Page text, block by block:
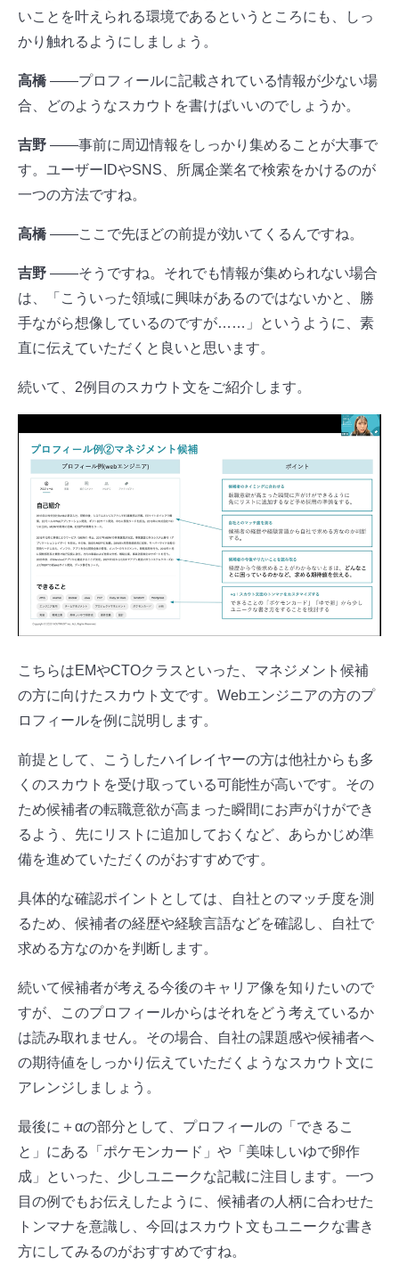
いことを叶えられる環境であるというところにも、しっ
かり触れるようにしましょう。
高橋――プロフィールに記載されている情報が少ない場
合、どのようなスカウトを書けばいいのでしょうか。
吉野 ――事前に周辺情報をしっかり集めることが大事で
す。ユーザーIDやSNS、所属企業名で検索をかけるのが
一つの方法ですね。
高橋――ここで先ほどの前提が効いてくるんですね。
吉野 ――そうですね。それでも情報が集められない場合
は、「こういった領域に興味があるのではないかと、勝
手ながら想像しているのですが……」というように、素
直に伝えていただくと良いと思います。
続いて、2例目のスカウト文をご紹介します。
こちらはEMやCTOクラスといった、マネジメント候補
の方に向けたスカウト文です。Webエンジニアの方のプ
ロフィールを例に説明します。
前提として、こうしたハイレイヤーの方は他社からも多
くのスカウトを受け取っている可能性が高いです。その
ため候補者の転職意欲が高まった瞬間にお声がけができ
るよう、先にリストに追加しておくなど、あらかじめ準
備を進めていただくのがおすすめです。
具体的な確認ポイントとしては、自社とのマッチ度を測
るため、候補者の経歴や経験言語などを確認し、自社で
求める方なのかを判断します。
続いて候補者が考える今後のキャリア像を知りたいので
すが、このプロフィールからはそれをどう考えているか
は読み取れません。その場合、自社の課題感や候補者へ
の期待値をしっかり伝えていただくようなスカウト文に
アレンジしましょう。
最後に＋αの部分として、プロフィールの「できるこ
と」にある「ポケモンカード」や「美味しいゆで卵作
成」といった、少しユニークな記載に注目します。一つ
目の例でもお伝えしたように、候補者の人柄に合わせた
トンマナを意識し、今回はスカウト文もユニークな書き
方にしてみるのがおすすめですね。